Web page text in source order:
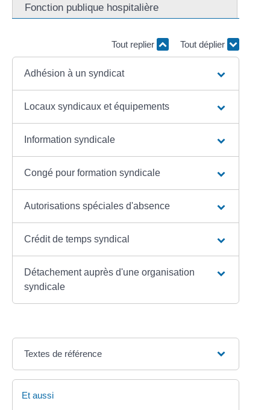
Fonction publique hospitalière
Tout replier Tout déplier
Adhésion à un syndicat
Locaux syndicaux et équipements
Information syndicale
Congé pour formation syndicale
Autorisations spéciales d'absence
Crédit de temps syndical
Détachement auprès d'une organisation
syndicale
Textes de référence
Et aussi